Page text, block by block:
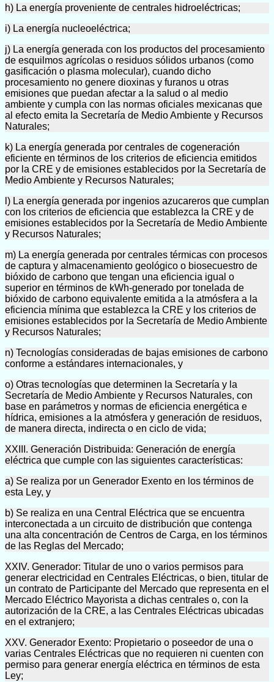
h) La energía proveniente de centrales hidroeléctricas;
i) La energía nucleoeléctrica;
j) La energía generada con los productos del procesamiento
de esquilmos agrícolas o residuos sólidos urbanos (como
gasificación o plasma molecular), cuando dicho
procesamiento no genere dioxinas y furanos u otras
emisiones que puedan afectar a la salud o al medio
ambiente y cumpla con las normas oficiales mexicanas que
al efecto emita la Secretaría de Medio Ambiente y Recursos
Naturales;
k) La energía generada por centrales de cogeneración
eficiente en términos de los criterios de eficiencia emitidos
por la CRE y de emisiones establecidos por la Secretaría de
Medio Ambiente y Recursos Naturales;
l) La energía generada por ingenios azucareros que cumplan
con los criterios de eficiencia que establezca la CRE y de
emisiones establecidos por la Secretaría de Medio Ambiente
y Recursos Naturales;
m) La energía generada por centrales térmicas con procesos
de captura y almacenamiento geológico o biosecuestro de
bióxido de carbono que tengan una eficiencia igual o
superior en términos de kWh-generado por tonelada de
bióxido de carbono equivalente emitida a la atmósfera a la
eficiencia mínima que establezca la CRE y los criterios de
emisiones establecidos por la Secretaría de Medio Ambiente
y Recursos Naturales;
n) Tecnologías consideradas de bajas emisiones de carbono
conforme a estándares internacionales, y
o) Otras tecnologías que determinen la Secretaría y la
Secretaría de Medio Ambiente y Recursos Naturales, con
base en parámetros y normas de eficiencia energética e
hídrica, emisiones a la atmósfera y generación de residuos,
de manera directa, indirecta o en ciclo de vida;
XXIII. Generación Distribuida: Generación de energía
eléctrica que cumple con las siguientes características:
a) Se realiza por un Generador Exento en los términos de
esta Ley, y
b) Se realiza en una Central Eléctrica que se encuentra
interconectada a un circuito de distribución que contenga
una alta concentración de Centros de Carga, en los términos
de las Reglas del Mercado;
XXIV. Generador: Titular de uno o varios permisos para
generar electricidad en Centrales Eléctricas, o bien, titular de
un contrato de Participante del Mercado que representa en el
Mercado Eléctrico Mayorista a dichas centrales o, con la
autorización de la CRE, a las Centrales Eléctricas ubicadas
en el extranjero;
XXV. Generador Exento: Propietario o poseedor de una o
varias Centrales Eléctricas que no requieren ni cuenten con
permiso para generar energía eléctrica en términos de esta
Ley;